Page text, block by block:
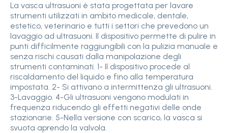
La vasca ultrasuoni è stata progettata per lavare
strumenti utilizzati in ambito medicale, dentale,
estetico, veterinario e tutti i settori che prevedono un
lavaggio ad ultrasuoni. Il dispositivo permette di pulire in
punti difficilmente raggiungibili con la pulizia manuale e
senza rischi causati dalla manipolazione degli
strumenti contaminati. 1- Il dispositivo procede al
riscaldamento del liquido e fino alla temperatura
impostata. 2- Si attivano a intermittenza gli ultrasuoni.
3-Lavaggio. 4-Gli ultrasuoni vengono modulati in
frequenza riducendo gli effetti negativi delle onde
stazionarie. 5-Nella versione con scarico, la vasca si
svuota aprendo la valvola.